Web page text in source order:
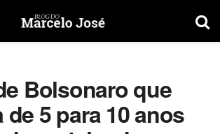
Bolsonaro que
de 5 para 10 anos